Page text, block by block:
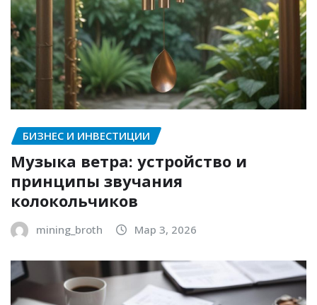
БИЗНЕС И ИНВЕСТИЦИИ
Музыка ветра: устройство и
принципы звучания
колокольчиков
mining_broth Мар 3, 2026